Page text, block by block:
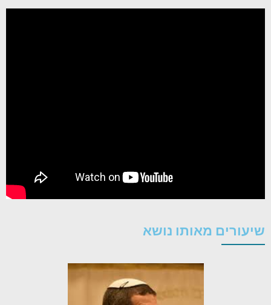
שיעורים מאותו נושא